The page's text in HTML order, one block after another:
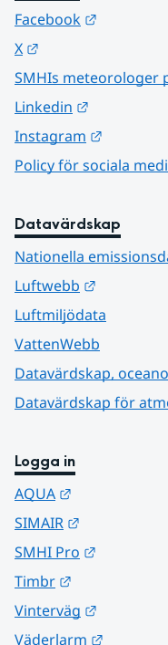
Facebook
X
SMHIs meteorologer
Linkedin
Instagram
Policy för sociala
Datavärdskap
Nationella
Luftwebb
Luftmiljödata
VattenWebb
Datavärdskap,
Datavärdskap för
Logga in
AQUA
SIMAIR
SMHI Pro
Timbr
Vinterväg
Väderlarm